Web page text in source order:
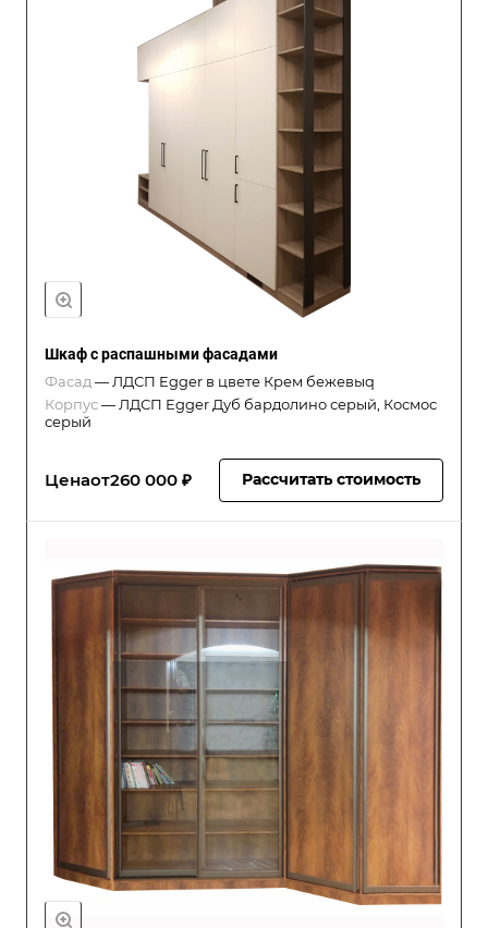
Шкаф с распашными фасадами
Фасад — ЛДСП Egger в цвете Крем бежевыq
Корпус— ЛДСП Egger Дуб бардолино серый, Космос
серый
Ценаот260 000 ₽ Рассчитать стоимость